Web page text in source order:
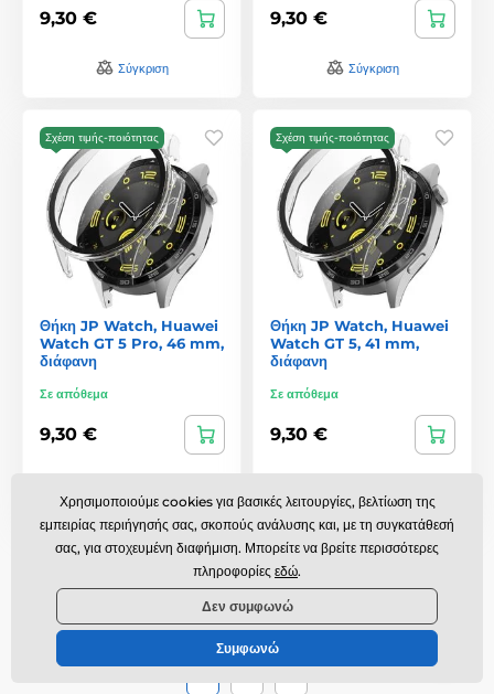
9,30 €
Σύγκριση
9,30 €
Σύγκριση
Σχέση τιμής-ποιότητας
Θήκη JP Watch, Huawei
Watch GT 5 Pro, 46 mm,
διάφανη
Σε απόθεμα
9,30 €
Σχέση τιμής-ποιότητας
Θήκη JP Watch, Huawei
Watch GT 5, 41 mm,
διάφανη
Σε απόθεμα
9,30 €
Έχετε δει 70 προϊόντα από 73.
Εμφάνιση περισσότερων προϊόντων
Χρησιμοποιούμε cookies για βασικές λειτουργίες, βελτίωση της
εμπειρίας περιήγησής σας, σκοπούς ανάλυσης και, με τη συγκατάθεσή
σας, για στοχευμένη διαφήμιση. Μπορείτε να βρείτε περισσότερες
πληροφορίες εδώ.
Δεν συμφωνώ
Συμφωνώ